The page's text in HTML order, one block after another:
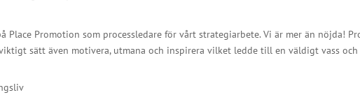
Place Promotion som processledare för vårt strategiarbete. Vi är mer än nöjda!
sätt även motivera, utmana och inspirera vilket ledde till en väldigt vass